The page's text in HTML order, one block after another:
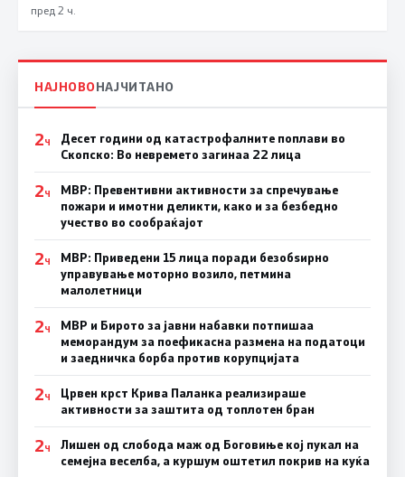
пред 2 ч.
НАЈНОВОНАЈЧИТАНО
2Ч
Десет години од катастрофалните поплави во
Скопско: Во невремето загинаа 22 лица
2Ч
МВР: Превентивни активности за спречување
пожари и имотни деликти, како и за безбедно
учество во сообраќајот
2Ч
МВР: Приведени 15 лица поради безобѕирно
управување моторно возило, петмина
малолетници
2Ч
МВР и Бирото за јавни набавки потпишаа
меморандум за поефикасна размена на податоци
и заедничка борба против корупцијата
2Ч
Црвен крст Крива Паланка реализираше
активности за заштита од топлотен бран
2Ч
Лишен од слобода маж од Боговиње кој пукал на
семејна веселба, а куршум оштетил покрив на куќа